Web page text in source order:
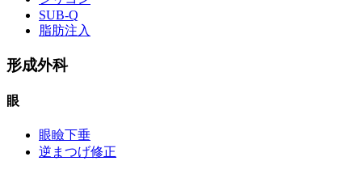
SUB-Q
脂肪注入
形成外科
眼
眼瞼下垂
逆まつげ修正